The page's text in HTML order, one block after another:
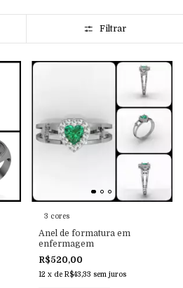
Filtrar
3 cores
Anel de formatura em
enfermagem
R$520,00
12 x de R$43,33 sem juros